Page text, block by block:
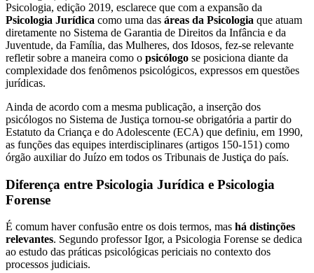
Psicologia, edição 2019, esclarece que com a expansão da
Psicologia Jurídica como uma das áreas da Psicologia que atuam
diretamente no Sistema de Garantia de Direitos da Infância e da
Juventude, da Família, das Mulheres, dos Idosos, fez-se relevante
refletir sobre a maneira como o psicólogo se posiciona diante da
complexidade dos fenômenos psicológicos, expressos em questões
jurídicas.
Ainda de acordo com a mesma publicação, a inserção dos
psicólogos no Sistema de Justiça tornou-se obrigatória a partir do
Estatuto da Criança e do Adolescente (ECA) que definiu, em 1990,
as funções das equipes interdisciplinares (artigos 150-151) como
órgão auxiliar do Juízo em todos os Tribunais de Justiça do país.
Diferença entre Psicologia Jurídica e Psicologia
Forense
É comum haver confusão entre os dois termos, mas há distinções
relevantes. Segundo professor Igor, a Psicologia Forense se dedica
ao estudo das práticas psicológicas periciais no contexto dos
processos judiciais.